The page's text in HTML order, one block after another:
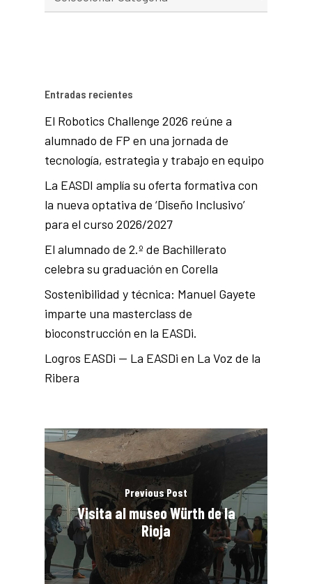
Entradas recientes
El Robotics Challenge 2026 reúne a
alumnado de FP en una jornada de
tecnología, estrategia y trabajo en equipo
La EASDI amplía su oferta formativa con
la nueva optativa de ‘Diseño Inclusivo’
para el curso 2026/2027
El alumnado de 2.º de Bachillerato
celebra su graduación en Corella
Sostenibilidad y técnica: Manuel Gayete
imparte una masterclass de
bioconstrucción en la EASDi.
Logros EASDi — La EASDi en La Voz de la
Ribera
Previous Post
Visita al museo Würth de la
Rioja